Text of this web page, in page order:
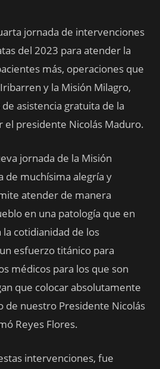
jornada de intervenciones
del 2023 para atender la
más, operaciones que
y la Misión Milagro,
asistencia gratuita de la
el presidente Nicolás Maduro.
jornada de la Misión
de muchísima alegría y
atender de manera
en una patología que en
cotidianidad de los
esfuerzo titánico para
médicos para los que son
que colocar absolutamente
de nuestro Presidente Nicolás
Reyes Flores.
intervenciones, fue